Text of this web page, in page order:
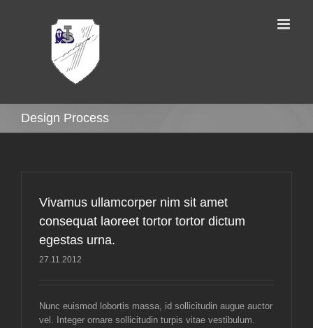
Design Process
Vivamus ullamcorper nim sit amet
consequat laoreet tortor tortor dictum
egestas urna.
27.11.2012
Nunc euismod lobortis massa, id sollicitudin augue auctor
vel. Integer ornare sollicitudin turpis vitae vestibulum.